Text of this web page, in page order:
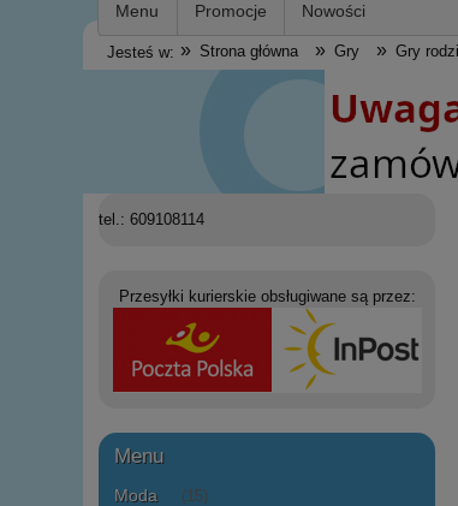
Menu Promocje Nowości
Jesteś w: » Strona główna » Gry » Gry
tel.: 609108114
Przesyłki kurierskie obsługiwane są przez:
Menu
Moda (15)